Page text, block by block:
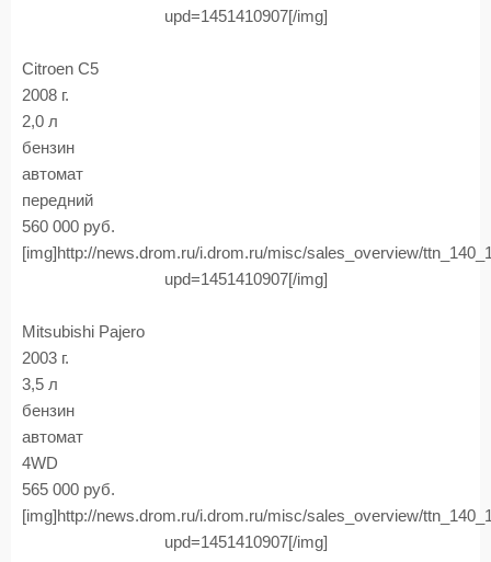
upd=1451410907[/img]
Citroen C5
2008 г.
2,0 л
бензин
автомат
передний
560 000 руб.
[img]http://news.drom.ru/i.drom.ru/misc/sales_overview/
upd=1451410907[/img]
Mitsubishi Pajero
2003 г.
3,5 л
бензин
автомат
4WD
565 000 руб.
[img]http://news.drom.ru/i.drom.ru/misc/sales_overview/
upd=1451410907[/img]